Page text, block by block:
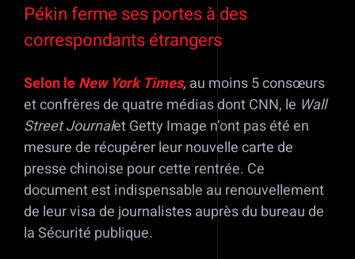
Pékin ferme ses portes à des
correspondants étrangers
Selon leNew York Times, au moins 5 consœurs
et confrères de quatre médias dont CNN, le Wall
Street Journalet Getty Image n’ont pas été en
mesure de récupérer leur nouvelle carte de
presse chinoise pour cette rentrée. Ce
document est indispensable au renouvellement
de leur visa de journalistes auprès du bureau de
la Sécurité publique.